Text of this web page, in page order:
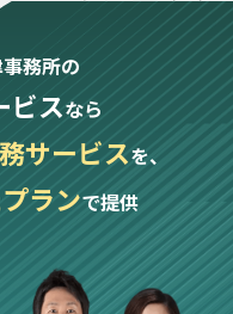
務所の
ビスなら
サービスを、
ランで提供